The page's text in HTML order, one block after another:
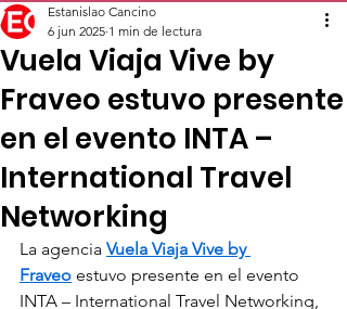
Vuela Viaja Vive by
Fraveo estuvo presente
en el evento INTA –
International Travel
Networking
Estanislao Cancino
6 jun 2025 1 min de lectura
La agencia Vuela Viaja Vive by
Fraveo estuvo presente en el evento
INTA – International Travel Networking,